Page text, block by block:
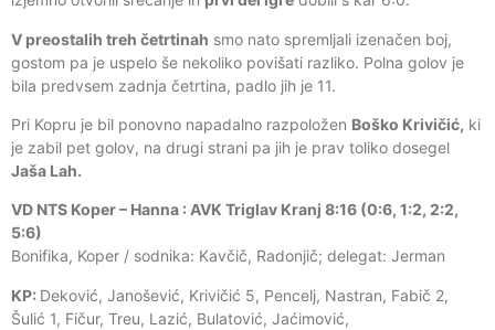
V preostalih treh četrtinah smo nato spremljali izenačen boj,
gostom pa je uspelo še nekoliko povišati razliko. Polna golov je
bila predvsem zadnja četrtina, padlo jih je 11.
Pri Kopru je bil ponovno napadalno razpoložen Boško Krivičić, ki
je zabil pet golov, na drugi strani pa jih je prav toliko dosegel
Jaša Lah.
VD NTS Koper – Hanna : AVK Triglav Kranj 8:16 (0:6, 1:2, 2:2,
5:6)
Bonifika, Koper / sodnika: Kavčič, Radonjič; delegat: Jerman
KP: Deković, Janošević, Krivičić 5, Pencelj, Nastran, Fabič 2,
Šulić 1, Fičur, Treu, Lazić, Bulatović, Jaćimović,